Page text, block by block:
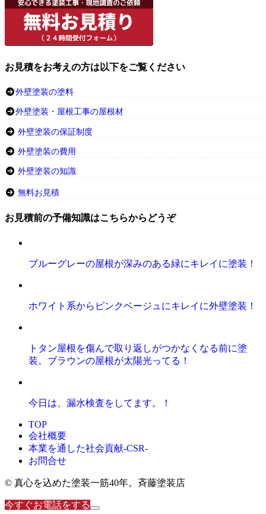
お見積をお考えの方は以下をご覧ください
外壁塗装の塗料
外壁塗装・屋根工事の屋根材
外壁塗装の保証制度
外壁塗装の費用
外壁塗装の知識
無料お見積
お見積前の予備知識はこちらからどうぞ
ブルーグレーの屋根が深みのある緑にキレイに塗装！
ホワイト系からピンクベージュにキレイに外壁塗装！
トタン屋根を傷んで取り返しがつかなくなる前に塗
装。ブラウンの屋根が太陽光ってる！
今日は、漏水検査をしてます。！
TOP
会社概要
本業を通した社会貢献-CSR-
お問合せ
© 真心を込めた塗装一筋40年。斉藤塗装店
今すぐお電話をする